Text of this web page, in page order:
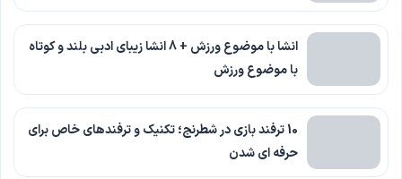
انشا با موضوع ورزش + 8 انشا زیبای ادبی بلند و کوتاه
با موضوع ورزش
10 ترفند بازی در شطرنج؛ تکنیک و ترفندهای خاص برای
حرفه ای شدن